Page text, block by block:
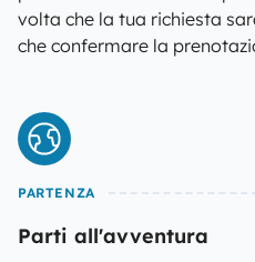
volta che la tua richiesta
che confermare la
PARTENZA
Parti all'avventura